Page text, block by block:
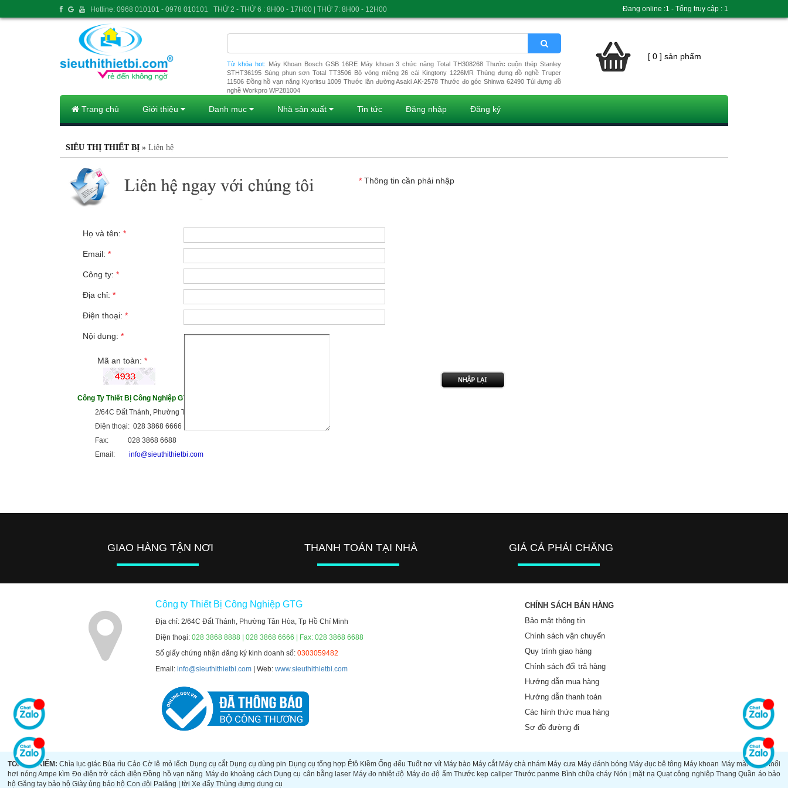
Từ khóa hot: Máy Khoan Bosch GSB 16RE Máy khoan 3 chức năng Total TH308268 Thước cuộn thép Stanley
STHT36195 Súng phun sơn Total TT3506 Bộ vòng miệng 26 cái Kingtony 1226MR Thùng đựng đồ nghề Truper
11506 Đồng hồ vạn năng Kyoritsu 1009 Thước lăn đường Asaki AK-2578 Thước đo góc Shinwa 62490 Túi đựng đồ
nghề Workpro WP281004
[ 0 ] sản phẩm
Trang chủ Giới thiệu Danh mục Nhà sản xuất Tin tức Đăng nhập Đăng ký
SIÊU THỊ THIẾT BỊ » Liên hệ
* Thông tin cần phải nhập
Họ và tên: *
Email: *
Công ty: *
Địa chỉ: *
Điện thoại: *
Nội dung: *
Mã an toàn: *
Công Ty Thiết Bị Công Nghiệp GTG
2/64C Đất Thánh, Phường Tân Hòa, TP HCM
Điện thoại: 028 3868 6666
Fax: 028 3868 6688
Email: info@sieuthithietbi.com
GIAO HÀNG TẬN NƠI THANH TOÁN TẠI NHÀ GIÁ CẢ PHẢI CHĂNG
Công ty Thiết Bị Công Nghiệp GTG
Địa chỉ: 2/64C Đất Thánh, Phường Tân Hòa, Tp Hồ Chí Minh
Điện thoại:028 3868 8888 | 028 3868 6666 | Fax: 028 3868 6688
Số giấy chứng nhận đăng ký kinh doanh số:0303059482
Email:info@sieuthithietbi.com | Web:www.sieuthithietbi.com
CHÍNH SÁCH BÁN HÀNG
Bảo mật thông tin
Chính sách vận chuyển
Quy trình giao hàng
Chính sách đổi trả hàng
Hướng dẫn mua hàng
Hướng dẫn thanh toán
Các hình thức mua hàng
Sơ đồ đường đi
TOP TÌM KIẾM: Chìa lục giác Búa rìu Cảo Cờ lê mỏ lếch Dụng cụ cắt Dụng cụ dùng pin Dụng cụ tổng hợp Êtô Kiềm Ống đếu Tuốt nơ vít Máy bào Máy cắt Máy chà nhám Máy cưa Máy đánh bóng Máy đục bê tông Máy khoan Máy mài Súng thổi
hơi nóng Ampe kìm Đo điện trở cách điện Đồng hồ vạn năng Máy đo khoảng cách Dụng cụ cân bằng laser Máy đo nhiệt độ Máy đo độ ẩm Thước kẹp caliper Thước panme Bình chữa cháy Nón | mặt nạ Quạt công nghiệp Thang Quần áo bảo
hộ Găng tay bảo hộ Giày ủng bảo hộ Con đội Palăng | tời Xe đẩy Thùng đựng dụng cụ
Hotline: 0968 010101 - 0978 010101 THỨ 2 - THỨ 6 : 8H00 - 17H00 | THỨ 7: 8H00 - 12H00 Đang online :1 - Tổng truy cập : 1